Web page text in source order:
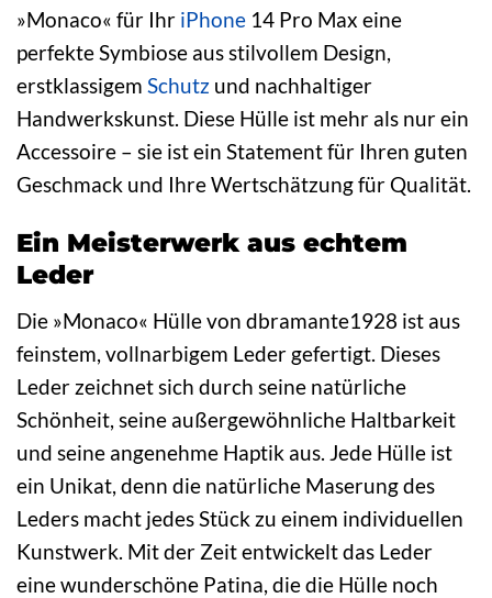
»Monaco« für Ihr iPhone 14 Pro Max eine
perfekte Symbiose aus stilvollem Design,
erstklassigem Schutz und nachhaltiger
Handwerkskunst. Diese Hülle ist mehr als nur ein
Accessoire – sie ist ein Statement für Ihren guten
Geschmack und Ihre Wertschätzung für Qualität.
Ein Meisterwerk aus echtem
Leder
Die »Monaco« Hülle von dbramante1928 ist aus
feinstem, vollnarbigem Leder gefertigt. Dieses
Leder zeichnet sich durch seine natürliche
Schönheit, seine außergewöhnliche Haltbarkeit
und seine angenehme Haptik aus. Jede Hülle ist
ein Unikat, denn die natürliche Maserung des
Leders macht jedes Stück zu einem individuellen
Kunstwerk. Mit der Zeit entwickelt das Leder
eine wunderschöne Patina, die die Hülle noch